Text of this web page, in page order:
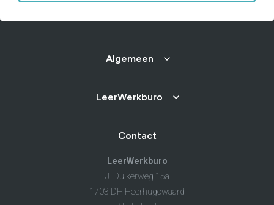
Algemeen
LeerWerkburo
Contact
LeerWerkburo
J. Duikerweg 15a
1703 DH Heerhugowaard